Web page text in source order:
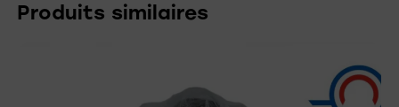
Produits similaires